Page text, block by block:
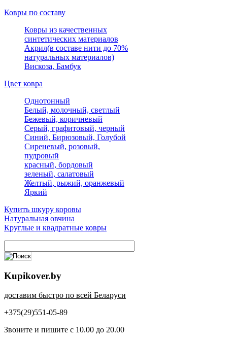
Ковры по составу
Ковры из качественных
синтетических материалов
Акрил(в составе нити до 70%
натуральных материалов)
Вискоза, Бамбук
Цвет ковра
Однотонный
Белый, молочный, светлый
Бежевый, коричневый
Серый, графитовый, черный
Синий, Бирюзовый, Голубой
Сиреневый, розовый,
пудровый
красный, бордовый
зеленый, салатовый
Желтый, рыжий, оранжевый
Яркий
Купить шкуру коровы
Натуральная овчина
Круглые и квадратные ковры
Kupikover.by
доставим быстро по всей Беларуси
+375(29)551-05-89
Звоните и пишите с 10.00 до 20.00